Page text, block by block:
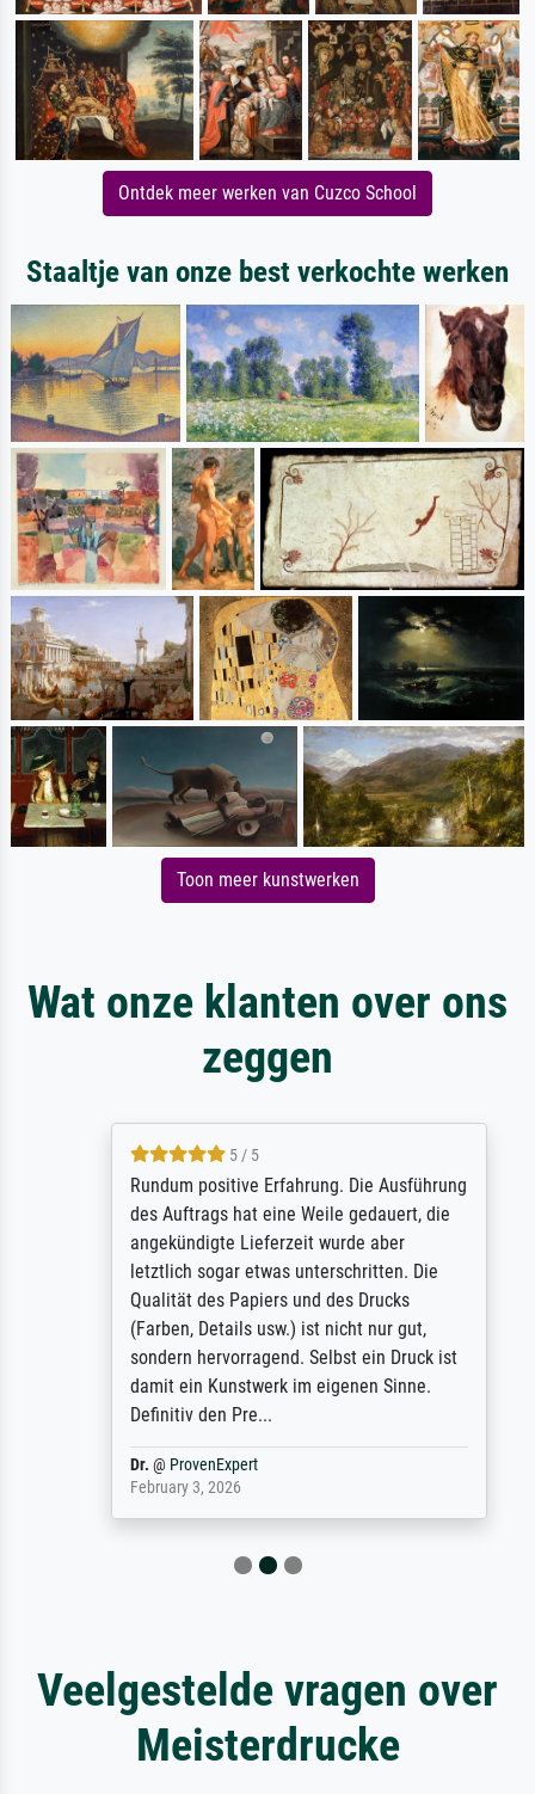
Ontdek meer werken van Cuzco School
Staaltje van onze best verkochte werken
Toon meer kunstwerken
Wat onze klanten over ons
zeggen
5 / 5
Rundum positive Erfahrung. Die Ausführung
des Auftrags hat eine Weile gedauert, die
angekündigte Lieferzeit wurde aber
letztlich sogar etwas unterschritten. Die
Qualität des Papiers und des Drucks
(Farben, Details usw.) ist nicht nur gut,
sondern hervorragend. Selbst ein Druck ist
damit ein Kunstwerk im eigenen Sinne.
Definitiv den Pre...
@ProvenExpert
February 3, 2026
Veelgestelde vragen over
Meisterdrucke